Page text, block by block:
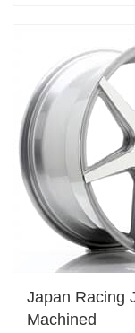
Japan Racing
Machined